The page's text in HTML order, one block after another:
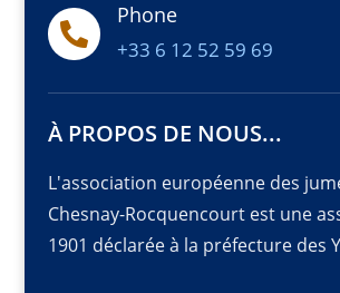

Phone
+33 6 12 52 59 69
À PROPOS DE NOUS...
L'association européenne des
Chesnay-Rocquencourt est une
1901 déclarée à la préfecture des